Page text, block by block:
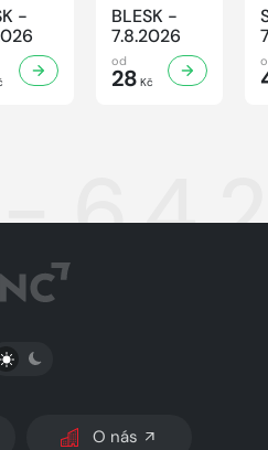
-
BLESK -
7.8.2026
od
28 Kč
PŘEPNOUT SVĚTLÝ/TMAVÝ REŽIM
O nás